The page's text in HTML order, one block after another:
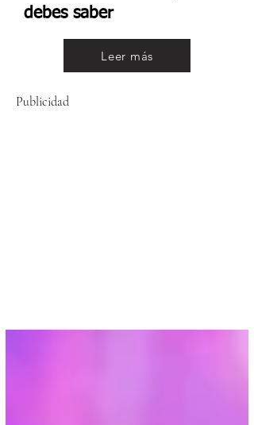
debes saber
Leer más
Publicidad